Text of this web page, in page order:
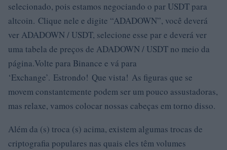
selecionado, pois estamos negociando o par USDT para
altcoin. Clique nele e digite “ADADOWN”, você deverá
ver ADADOWN / USDT, selecione esse par e deverá ver
uma tabela de preços de ADADOWN / USDT no meio da
página.Volte para Binance e vá para
‘Exchange’. Estrondo! Que vista! As figuras que se
movem constantemente podem ser um pouco assustadoras,
mas relaxe, vamos colocar nossas cabeças em torno disso.
Além da (s) troca (s) acima, existem algumas trocas de
criptografia populares nas quais eles têm volumes